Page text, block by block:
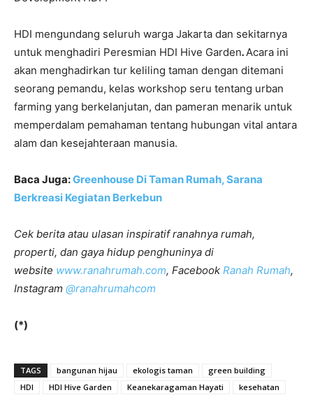
HDI mengundang seluruh warga Jakarta dan sekitarnya
untuk menghadiri Peresmian HDI Hive Garden.Acara ini
akan menghadirkan tur keliling taman dengan ditemani
seorang pemandu, kelas workshop seru tentang urban
farming yang berkelanjutan, dan pameran menarik untuk
memperdalam pemahaman tentang hubungan vital antara
alam dan kesejahteraan manusia.
Baca Juga:Greenhouse Di Taman Rumah, Sarana
Berkreasi Kegiatan Berkebun
Cek berita atau ulasan inspiratif ranahnya rumah,
properti, dan gaya hidup penghuninya di
website www.ranahrumah.com, Facebook Ranah Rumah,
Instagram @ranahrumahcom
(*)
TAGS bangunan hijau ekologis taman
green building
HDI
HDI Hive Garden Keanekaragaman Hayati
kesehatan